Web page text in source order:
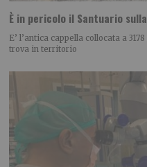
È in pericolo il Santuario
E’ l’antica cappella collocata a
trova in territorio